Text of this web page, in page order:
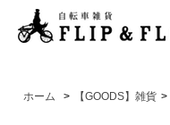
ホーム > 【GOODS】雑貨 >